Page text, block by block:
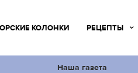
КОЛОНКИ РЕЦЕПТЫ
Наша газета